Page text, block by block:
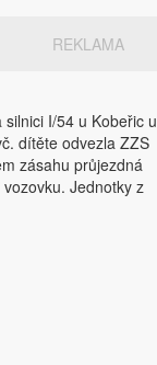
REKLAMA
I/54 u Kobeřic u
dítěte odvezla ZZS
zásahu průjezdná
Jednotky z